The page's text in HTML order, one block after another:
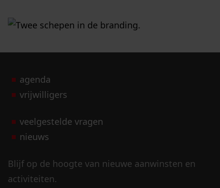
agenda
vrijwilligers
veelgestelde vragen
nieuws
Blijf op de hoogte van nieuwe aanwinsten en
activiteiten.